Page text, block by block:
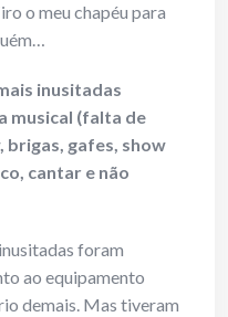
o meu chapéu para
inusitadas
musical (falta de
brigas, gafes, show
cantar e não
foram
ao equipamento
demais. Mas tiveram